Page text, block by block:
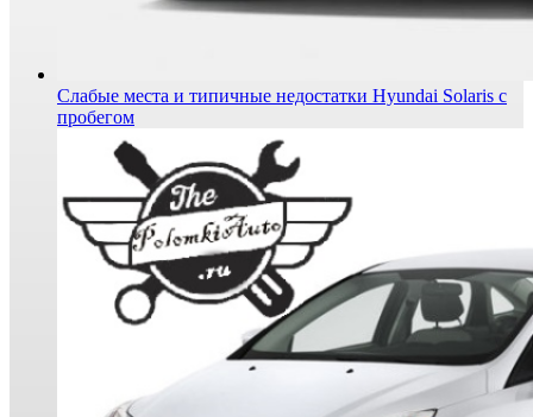
Слабые места и типичные недостатки Hyundai Solaris с
пробегом